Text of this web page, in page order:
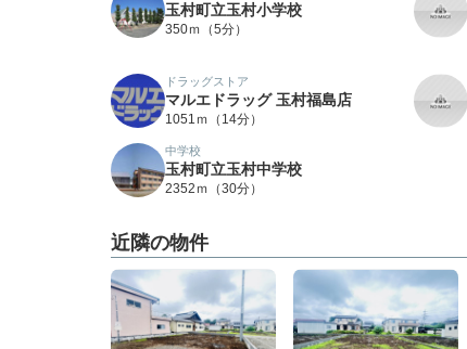
玉村町立玉村小学校
350ｍ（5分）
ドラッグストア
マルエドラッグ 玉村福島店
1051ｍ（14分）
中学校
玉村町立玉村中学校
2352ｍ（30分）
近隣の物件